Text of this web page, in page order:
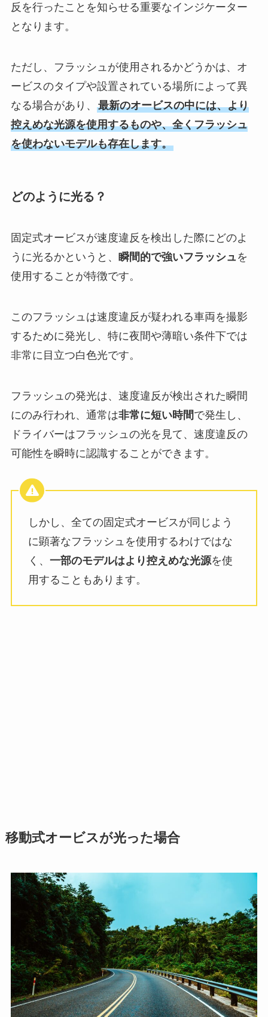
反を行ったことを知らせる重要なインジケーター
となります。
ただし、フラッシュが使用されるかどうかは、オ
ービスのタイプや設置されている場所によって異
なる場合があり、 最新のオービスの中には、より
控えめな光源を使用するものや、全くフラッシュ
を使わないモデルも存在します。
どのように光る？
固定式オービスが速度違反を検出した際にどのよ
うに光るかというと、 瞬間的で強いフラッシュを
使用することが特徴です。
このフラッシュは速度違反が疑われる車両を撮影
するために発光し、特に夜間や薄暗い条件下では
非常に目立つ白色光です。
フラッシュの発光は、速度違反が検出された瞬間
にのみ行われ、通常は非常に短い時間で発生し、
ドライバーはフラッシュの光を見て、速度違反の
可能性を瞬時に認識することができます。
しかし、全ての固定式オービスが同じよう
に顕著なフラッシュを使用するわけではな
く、 一部のモデルはより控えめな光源を使
用することもあります。
移動式オービスが光った場合